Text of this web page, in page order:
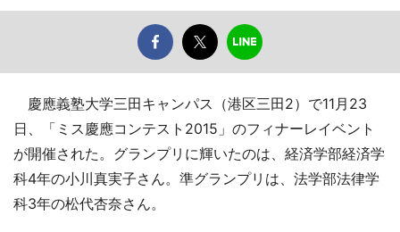
慶應義塾大学三田キャンパス（港区三田2）で11月23
日、「ミス慶應コンテスト2015」のフィナーレイベント
が開催された。グランプリに輝いたのは、経済学部経済学
科4年の小川真実子さん。準グランプリは、法学部法律学
科3年の松代杏奈さん。